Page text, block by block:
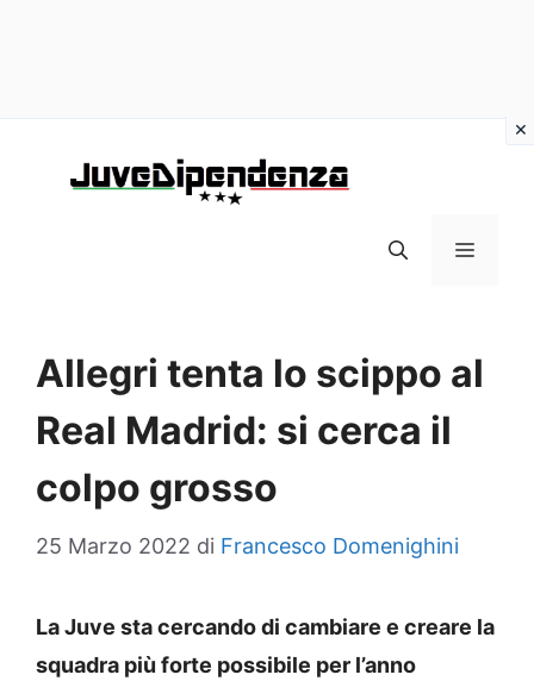
MENU
Allegri tenta lo scippo al
Real Madrid: si cerca il
colpo grosso
25 Marzo 2022 di Francesco Domenighini
La Juve sta cercando di cambiare e creare la
squadra più forte possibile per l’anno